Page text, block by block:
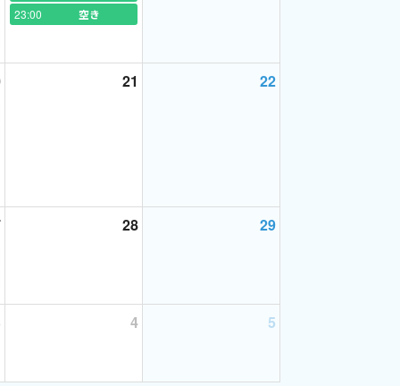
23:00 空き
21 22
28 29
4 5